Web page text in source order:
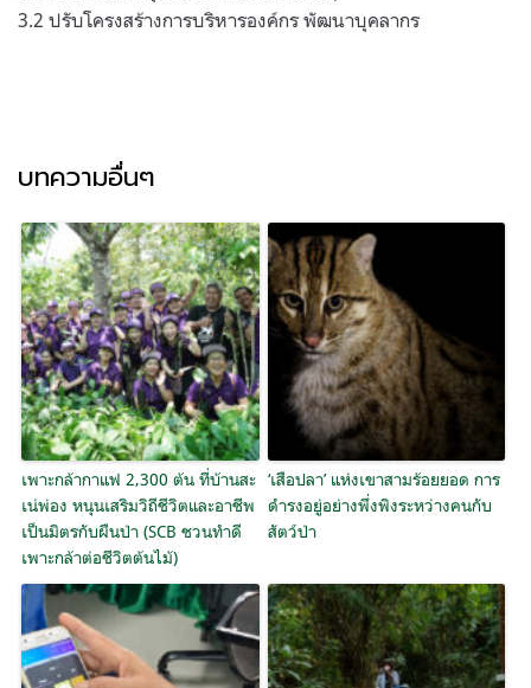
3.2 ปรับโครงสร้างการบริหารองค์กร พัฒนาบุคลากร
บทความอื่นๆ
เพาะกล้ากาแฟ 2,300 ต้น ที่บ้านสะ
เน่พ่อง หนุนเสริมวิถีชีวิตและอาชีพ
เป็นมิตรกับผืนป่า (SCB ชวนทำดี
เพาะกล้าต่อชีวิตต้นไม้)
‘เสือปลา’ แห่งเขาสามร้อยยอด การ
ดำรงอยู่อย่างพึ่งพิงระหว่างคนกับ
สัตว์ป่า